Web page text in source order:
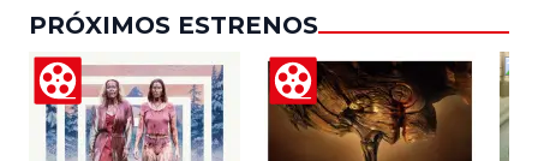
PRÓXIMOS ESTRENOS